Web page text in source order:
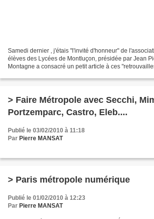
Samedi dernier , j'étais "l'invité d'honneur" de
élèves des Lycées de Montluçon, présidée par Jean
Montagne a consacré un petit article à ces
> Faire Métropole avec Secchi,
Portzemparc, Castro, Eleb....
Publié le 03/02/2010 à 11:18
Par Pierre MANSAT
> Paris métropole numérique
Publié le 01/02/2010 à 12:23
Par Pierre MANSAT